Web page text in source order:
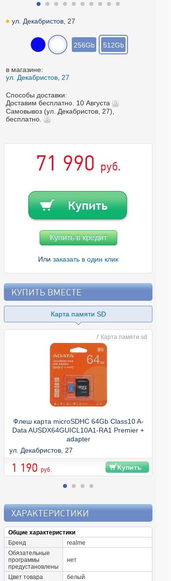
ул. Декабристов, 27
256Gb 512Gb
в магазине:
ул. Декабристов, 27
Способы доставки:
Доставим бесплатно. 10 Августа
Самовывоз (ул. Декабристов, 27),
бесплатно.
71 990 руб.
Купить в кредит
Или заказать в один клик
КУПИТЬ ВМЕСТЕ
Карта памяти SD
/ Карта памяти sd
Флеш карта microSDHC 64Gb Class10 A-
Data AUSDX64GUICL10A1-RA1 Premier +
adapter
ул. Декабристов, 27
1 190 руб. Купить
ХАРАКТЕРИСТИКИ
Общие характеристики
Бренд
realme
Обязательные
программы
предустановлены
нет
Цвет товара белый